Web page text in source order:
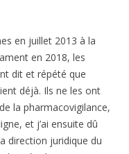
en juillet 2013 à la
en 2018, les
dit et répété que
déjà. Ils ne les ont
la pharmacovigilance,
et j’ai ensuite dû
direction juridique du